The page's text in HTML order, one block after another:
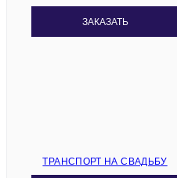
ЗАКАЗАТЬ
ТРАНСПОРТ НА СВАДЬБУ